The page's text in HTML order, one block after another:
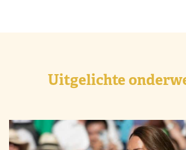
Uitgelichte